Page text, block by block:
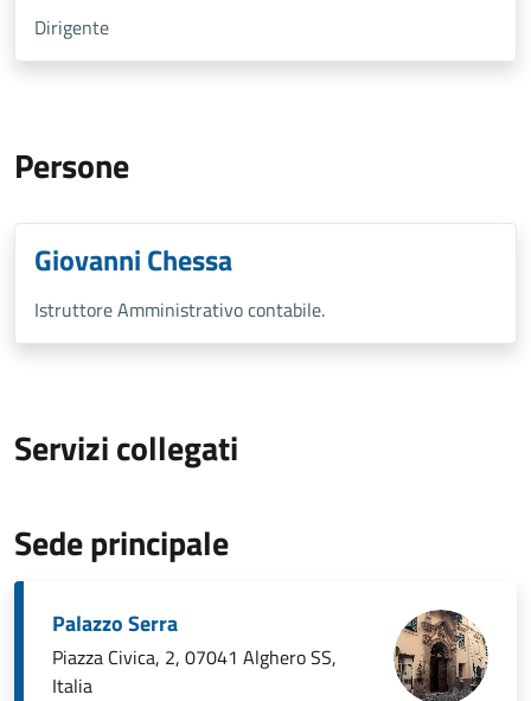
Dirigente
Persone
Giovanni Chessa
Istruttore Amministrativo contabile.
Servizi collegati
Sede principale
Palazzo Serra
Piazza Civica, 2, 07041 Alghero SS,
Italia